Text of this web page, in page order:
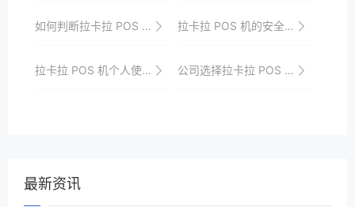
如何判断拉卡拉 POS 机是否跳码 拉卡拉 POS 机的安全保障机制
拉卡拉 POS 机个人使用的安全保障 公司选择拉卡拉 POS 机的战略考量因素
最新资讯